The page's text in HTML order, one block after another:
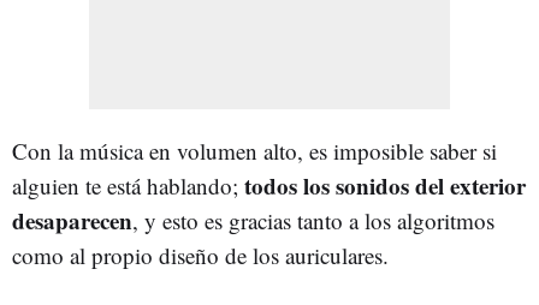
Con la música en volumen alto, es imposible saber si
alguien te está hablando; todos los sonidos del exterior
desaparecen, y esto es gracias tanto a los algoritmos
como al propio diseño de los auriculares.